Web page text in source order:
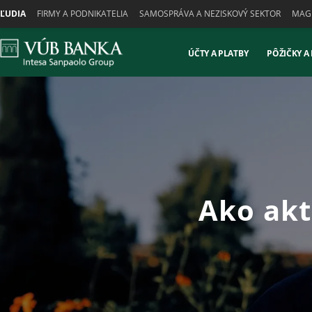
ĽUDIA FIRMY A PODNIKATELIA SAMOSPRÁVA A NEZISKOVÝ SEKTOR
ÚČTY A PLATBY PÔŽIČKY A
Ako